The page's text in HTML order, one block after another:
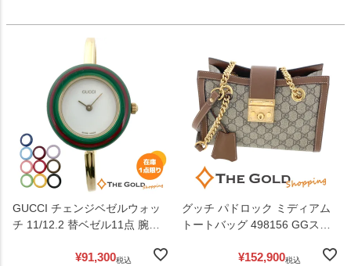
GUCCI チェンジベゼルウォッ
チ 11/12.2 替ベゼル11点 腕時
¥91,300税込
グッチ パドロック ミディアム
トートバッグ 498156 GGスプ
ールド金具 チェーンショルダー
¥152,900税込